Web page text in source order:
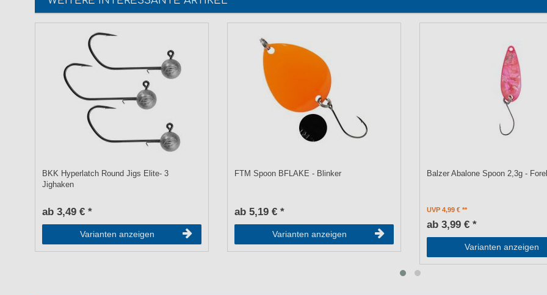
BKK Hyperlatch Round Jigs Elite- 3
Jighaken
ab 3,49 € *
Varianten anzeigen
FTM Spoon BFLAKE - Blinker
ab 5,19 € *
Varianten anzeigen
Balzer Abalone Spoon 2,3g -
UVP 4,99 €
ab 3,99 € *
Varianten anzeigen